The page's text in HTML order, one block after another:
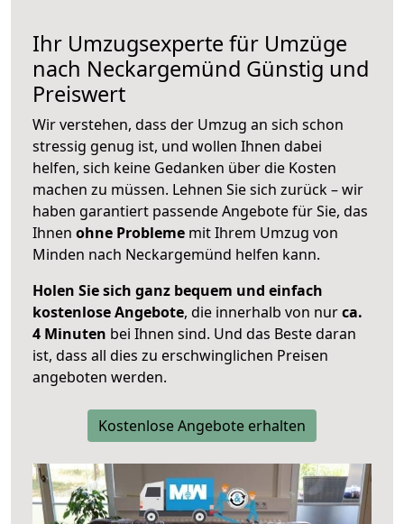
Ihr Umzugsexperte für Umzüge
nach Neckargemünd Günstig und
Preiswert
Wir verstehen, dass der Umzug an sich schon
stressig genug ist, und wollen Ihnen dabei
helfen, sich keine Gedanken über die Kosten
machen zu müssen. Lehnen Sie sich zurück – wir
haben garantiert passende Angebote für Sie, das
Ihnen ohne Probleme mit Ihrem Umzug von
Minden nach Neckargemünd helfen kann.
Holen Sie sich ganz bequem und einfach
kostenlose Angebote, die innerhalb von nurca.
4 Minuten bei Ihnen sind. Und das Beste daran
ist, dass all dies zu erschwinglichen Preisen
angeboten werden.
Kostenlose Angebote erhalten